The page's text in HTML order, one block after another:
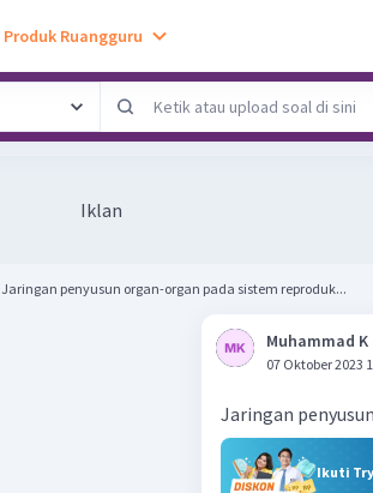
Produk Ruangguru
Iklan
Jaringan penyusun organ-organ pada sistem reproduk...
Muhammad K
07 Oktober 2023
Jaringan
Ikuti